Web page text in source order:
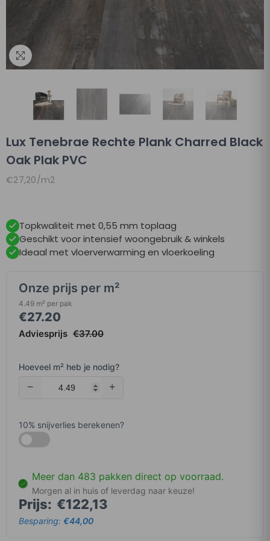
Lux Tenebrae Rechte Plank Charred Black
Oak Plak PVC
Eenheidsprijs
€27,20/per
m2
Topkwaliteit met 0,55 mm toplaag
Geschikt voor intensief woongebruik & winkels
Ideaal met vloerverwarming en vloerkoeling
Onze prijs per m²
4.49 m² per pak
€27.20
Adviesprijs €37.00
Hoeveel m² heb je nodig?
− +
10% snijverlies berekenen?
Meer dan 483 pakken direct op voorraad.
Morgen al in huis of leverdag naar keuze!
Prijs: €122,13
Besparing: €44,00